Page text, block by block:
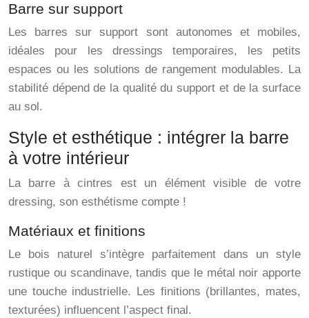
Barre sur support
Les barres sur support sont autonomes et mobiles,
idéales pour les dressings temporaires, les petits
espaces ou les solutions de rangement modulables. La
stabilité dépend de la qualité du support et de la surface
au sol.
Style et esthétique : intégrer la barre
à votre intérieur
La barre à cintres est un élément visible de votre
dressing, son esthétisme compte !
Matériaux et finitions
Le bois naturel s’intègre parfaitement dans un style
rustique ou scandinave, tandis que le métal noir apporte
une touche industrielle. Les finitions (brillantes, mates,
texturées) influencent l’aspect final.